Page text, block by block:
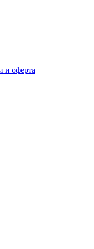
и оферта